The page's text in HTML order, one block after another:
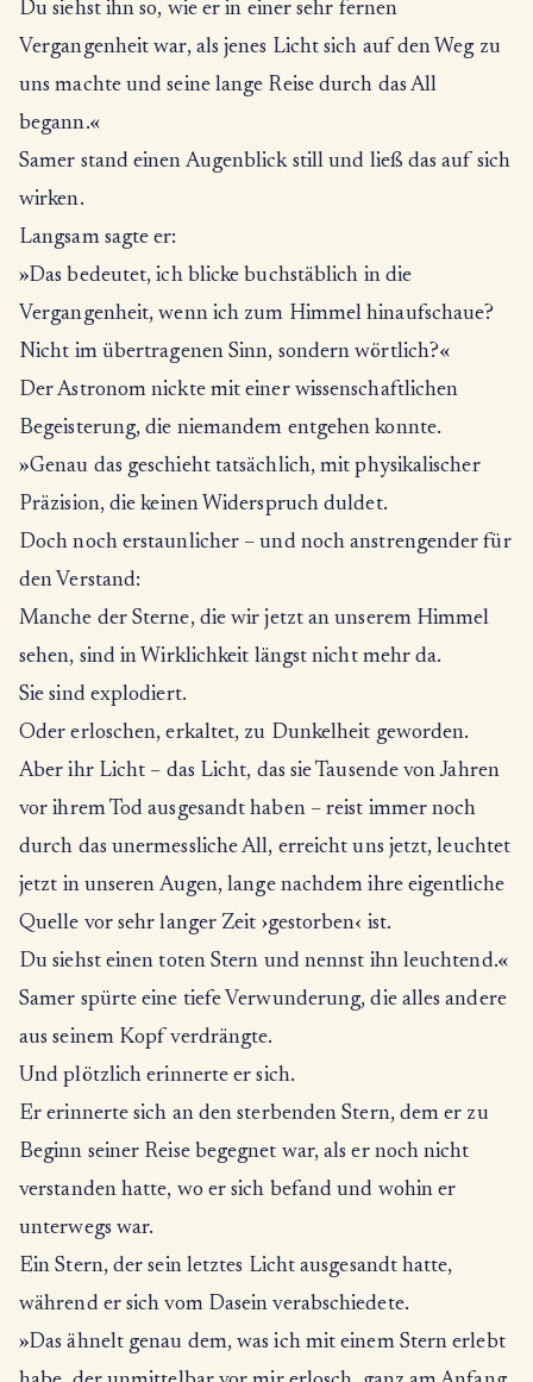
Du siehst ihn so, wie er in einer sehr fernen
Vergangenheit war, als jenes Licht sich auf den Weg zu
uns machte und seine lange Reise durch das All
begann.«
Samer stand einen Augenblick still und ließ das auf sich
wirken.
Langsam sagte er:
»Das bedeutet, ich blicke buchstäblich in die
Vergangenheit, wenn ich zum Himmel hinaufschaue?
Nicht im übertragenen Sinn, sondern wörtlich?«
Der Astronom nickte mit einer wissenschaftlichen
Begeisterung, die niemandem entgehen konnte.
»Genau das geschieht tatsächlich, mit physikalischer
Präzision, die keinen Widerspruch duldet.
Doch noch erstaunlicher – und noch anstrengender für
den Verstand:
Manche der Sterne, die wir jetzt an unserem Himmel
sehen, sind in Wirklichkeit längst nicht mehr da.
Sie sind explodiert.
Oder erloschen, erkaltet, zu Dunkelheit geworden.
Aber ihr Licht – das Licht, das sie Tausende von Jahren
vor ihrem Tod ausgesandt haben – reist immer noch
durch das unermessliche All, erreicht uns jetzt, leuchtet
jetzt in unseren Augen, lange nachdem ihre eigentliche
Quelle vor sehr langer Zeit ›gestorben‹ ist.
Du siehst einen toten Stern und nennst ihn leuchtend.«
Samer spürte eine tiefe Verwunderung, die alles andere
aus seinem Kopf verdrängte.
Und plötzlich erinnerte er sich.
Er erinnerte sich an den sterbenden Stern, dem er zu
Beginn seiner Reise begegnet war, als er noch nicht
verstanden hatte, wo er sich befand und wohin er
unterwegs war.
Ein Stern, der sein letztes Licht ausgesandt hatte,
während er sich vom Dasein verabschiedete.
»Das ähnelt genau dem, was ich mit einem Stern erlebt